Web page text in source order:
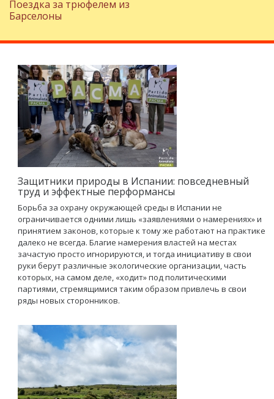
Поездка за трюфелем из
Барселоны
Защитники природы в Испании: повседневный
труд и эффектные перформансы
Борьба за охрану окружающей среды в Испании не
ограничивается одними лишь «заявлениями о намерениях» и
принятием законов, которые к тому же работают на практике
далеко не всегда. Благие намерения властей на местах
зачастую просто игнорируются, и тогда инициативу в свои
руки берут различные экологические организации, часть
которых, на самом деле, «ходит» под политическими
партиями, стремящимися таким образом привлечь в свои
ряды новых сторонников.